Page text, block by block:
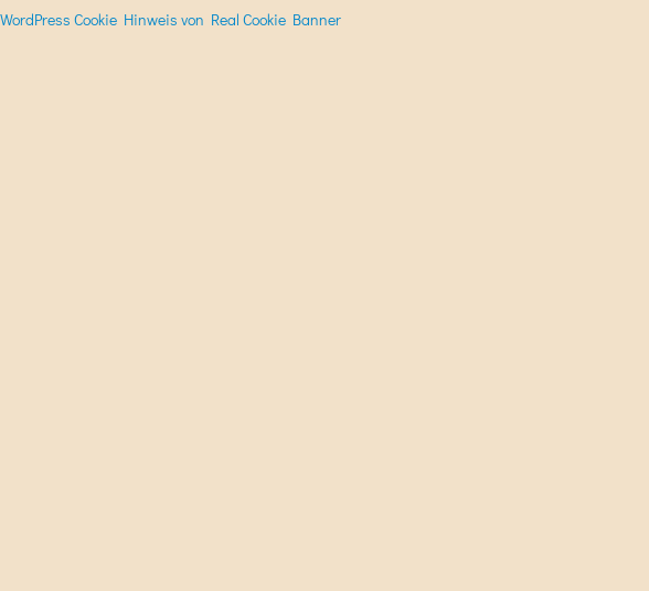
WordPress Cookie Hinweis von Real Cookie Banner